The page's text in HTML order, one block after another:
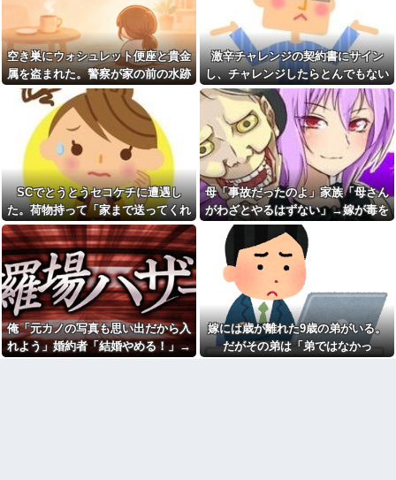
嫁の浮気発覚から再構築を続
けて8ヶ月、愛しさと憎しみが交
互に押し寄せてる。もう一回俺
に恋させてあげたい。
奥さんと離婚の原因は僕との
不貞だと邪推した同僚が、脅迫
行為するようになった。奥さん
とは何の関係もないのに...
エルメスの袋を強奪された
弟。弟「その袋、僕のですよ
ね？」女性「私の物ですけ
ど？」→中身を確認した瞬間、
言い逃れできない状況になり…
私「もう離婚したい」夫「お
前は一生俺のために生きろ」→
話し合いになるはずが恐ろしい
要求を突き付けられて…
【画像】アナウンサー「え、
私がスピードスケートのピチピ
チユニフォーム着るんです
か…？ﾑﾁｨ！！」←これはお前ら
に刺さるやろw w w w w w w w
「いきなりステーキ」の反対
ｗｗｗｗｗｗｗｗｗ
色々副業に手を出したけど、
結局残業するのが1番稼げるな
高校野球の暑さ対策として18
時から4試合深夜までやれば涼し
いまま試合出来るじゃん
同日入社のおっさんをバカに
してたら上司だったわｗｗ
職場にいる「仕事ゼロ・ゴマ
すり100」の40代主婦Aさん、業
務は「無理ですぅ」と拒否する
のに他人に嫌われたくてヨイシ
ョとお菓子配りだけ全力すぎる
漫画を5000冊以上所持してる
ワイ、漫画ヲタクの友人に「ワ
ンピースや鬼滅やスラムダンク
持ってる」って聞かれ「読んで
ない」と答えた結果他
なぁ、永久機関ってなんで絶
対に作れないん？
職場にいる「仕事ゼロ・ゴマ
すり100」の40代主婦Aさん、業
務は「無理ですぅ」と拒否する
のに他人に嫌われたくてヨイシ
ョとお菓子配りだけ全力すぎる
【閲覧注意】元臆女キャバ嬢
の首吊り自●配信、拡散されまく
って終わるｗｗｗｗｗｗｗ
友人(保育士)が２０年前に受け
空き巣にウォシュレット便座と貴金
属を盗まれた。警察が家の前の水跡
を追うと五軒先の幼稚園ママ宅に行
きついて…
激辛チャレンジの契約書にサイン
し、チャレンジしたらとんでもない
事態になった。救急車運ばれ胃の洗
浄や入院2日で10万超えて...
SCでとうとうセコケチに遭遇し
た。荷物持って「家まで送ってくれ
ない」って言ってきて...
母「事故だったのよ」家族「母さん
がわざとやるはずない」→嫁が毒を
飲まされ子どもを失ったのに信じて
もらえず…
俺「元カノの写真も思い出だから入
れよう」婚約者「結婚やめる！」→
嫁には歳が離れた9歳の弟がいる。
だがその弟は「弟ではなかっ